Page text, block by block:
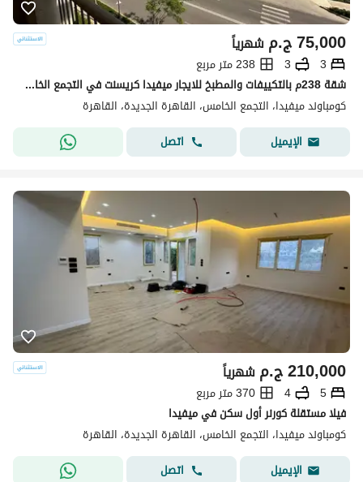
ج.م75,000 شهرياً
3
3
238 متر مربع
شقة 238م بالتكييفات والمطبخ للايجار ميفيدا كريسنت في التجمع الخامس Mivida
كومباوند ميفيدا، التجمع الخامس، القاهرة الجديدة، القاهرة
الإيميل
اتصل
ج.م210,000 شهرياً
5
4
370 متر مربع
فيلا مستقلة كورنر أول سكن في ميفيدا
كومباوند ميفيدا، التجمع الخامس، القاهرة الجديدة، القاهرة
الإيميل
اتصل